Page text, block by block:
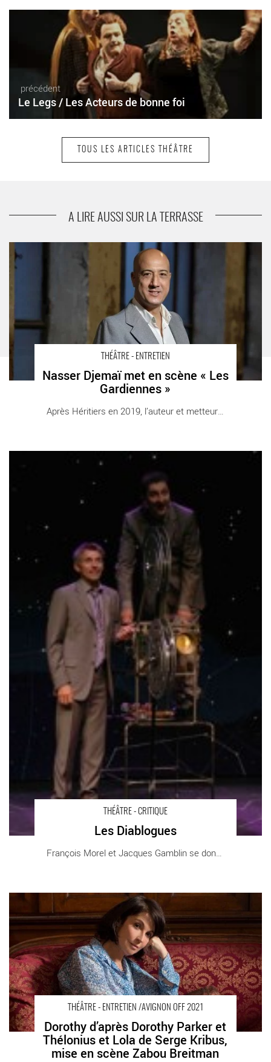
précédent
Le Legs / Les Acteurs de bonne foi
La dernière lettre
TOUS LES ARTICLES THÉÂTRE
A LIRE AUSSI SUR LA TERRASSE
THÉÂTRE - ENTRETIEN
Nasser Djemaï met en scène « Les
Gardiennes »
Après Héritiers en 2019, l’auteur et metteur [...]
Nasser Djemaï met en scène « Les Gardiennes » - Critique
sortie Théâtre Ivry-sur-Seine _Théâtre des Quartiers d’Ivry
THÉÂTRE - CRITIQUE
Les Diablogues
François Morel et Jacques Gamblin se donnent [...]
Les Diablogues - Critique sortie Théâtre
THÉÂTRE - ENTRETIEN /AVIGNON OFF 2021
Dorothy d’après Dorothy Parker et
Thélonius et Lola de Serge Kribus,
mise en scène Zabou Breitman
Dorothy d’après Dorothy Parker et Thélonius et Lola de Serge
Kribus, mise en scène Zabou Breitman - Critique sortie Théâtre
Avignon Théâtre du Chêne Noir